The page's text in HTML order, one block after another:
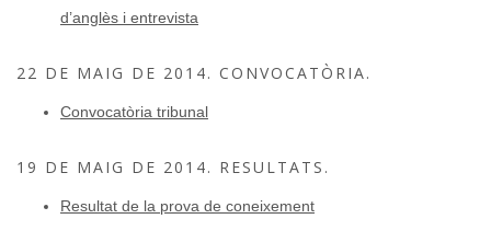
d’anglès i entrevista
22 DE MAIG DE 2014. CONVOCATÒRIA.
Convocatòria tribunal
19 DE MAIG DE 2014. RESULTATS.
Resultat de la prova de coneixement